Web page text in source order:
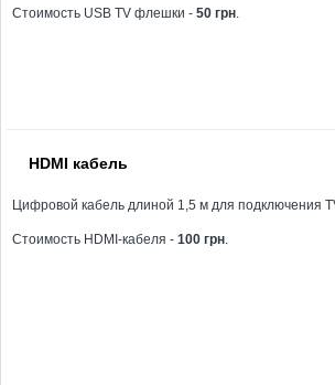
Стоимость USB TV флешки - 50 грн.
HDMI кабель
Цифровой кабель длиной 1,5 м для подключения
Стоимость HDMI-кабеля - 100 грн.